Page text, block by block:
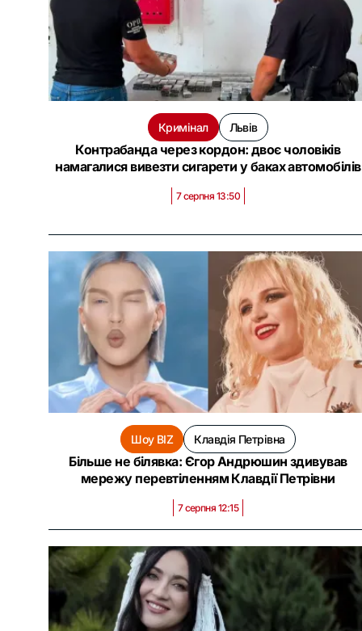
Кримінал Львів
Контрабанда через кордон: двоє чоловіків
намагалися вивезти сигарети у баках автомобілів
7 серпня 13:50
Шоу BIZ Клавдія Петрівна
Більше не білявка: Єгор Андрюшин здивував
мережу перевтіленням Клавдії Петрівни
7 серпня 12:15